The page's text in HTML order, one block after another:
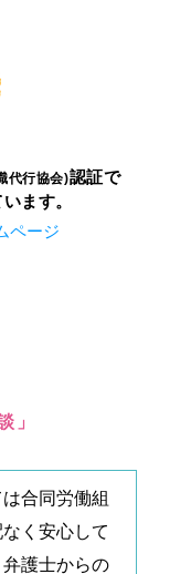
代行協会)認証で
ます。
ページ
」
合同労働組
く安心して
護士からの